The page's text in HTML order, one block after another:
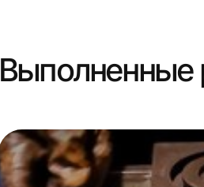
Выполненные